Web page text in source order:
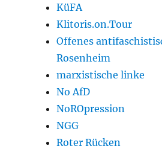
KüFA
Klitoris.on.Tour
Offenes
Rosenheim
marxistische linke
No AfD
NoROpression
NGG
Roter Rücken